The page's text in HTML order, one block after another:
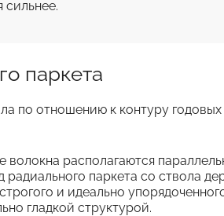
паркета
по отношению к контуру
волокна располагаются
паркета со ствола
и идеально
гладкой структурой.